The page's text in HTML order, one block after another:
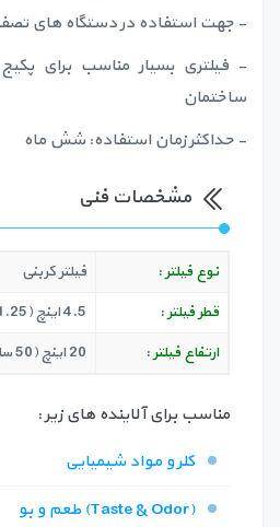
- جهت استفاده در دستگاه های
- فیلتری بسیار مناسب برای
ساختمان
- حداکثر زمان استفاده: شش ماه
مشخصات فنی
نوع فیلتر :
فیلتر کربنی
قطر فیلتر :
4.5 اینچ (11.25 سانتیمتر)
ارتفاع فیلتر :
20 اینچ (50 سانتیمتر)
مناسب برای آلاینده های زیر :
کلر و مواد شیمیایی
طعم و بو (Taste & Odor)